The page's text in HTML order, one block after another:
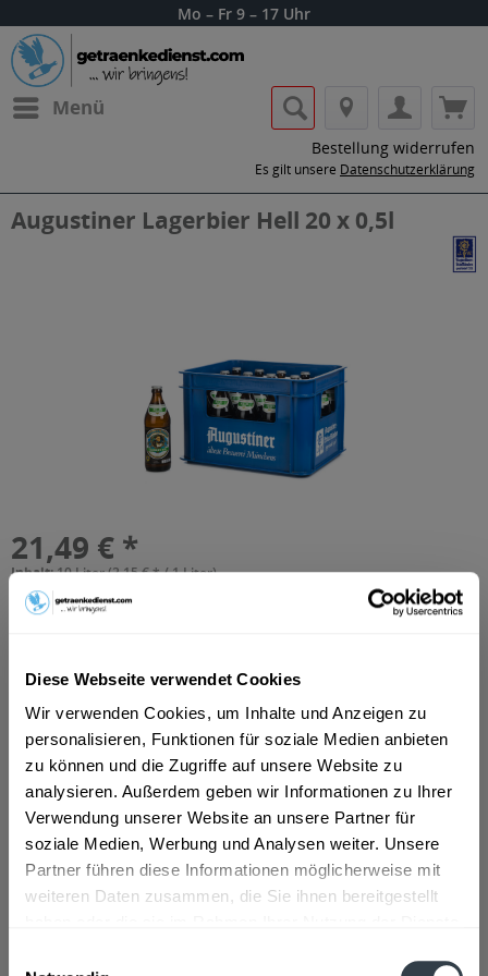
Diese Webseite verwendet Cookies
Wir verwenden Cookies, um Inhalte und Anzeigen zu
personalisieren, Funktionen für soziale Medien anbieten
zu können und die Zugriffe auf unsere Website zu
analysieren. Außerdem geben wir Informationen zu Ihrer
Verwendung unserer Website an unsere Partner für
soziale Medien, Werbung und Analysen weiter. Unsere
Partner führen diese Informationen möglicherweise mit
weiteren Daten zusammen, die Sie ihnen bereitgestellt
Mo – Fr 9 – 17 Uhr
Menü
Bestellung widerrufen
Es gilt unsere Datenschutzerklärung
Augustiner Lagerbier Hell 20 x 0,5l
21,49 € *
Inhalt:10 Liter (2,15 € * / 1 Liter)
inkl. MwSt. ggf. zzgl. Erschwerniszuschlag
Vorrätig
+3,10 € Pfand
In den Warenkorb
Hinzugefügt
Artikel-Nr.: 10024
Beschreibung
"Augustiner Lagerbier Hell - » mild, spritzig - gelagert und
erfrischend « Ein besonders...mehr